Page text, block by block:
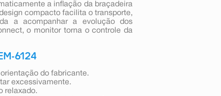
a inflação da braçadeira
compacto facilita o transporte,
a acompanhar a evolução dos
o monitor torna o controle da
6124
do fabricante.
excessivamente.
relaxado.